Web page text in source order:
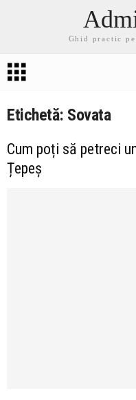
Ghid practic
Etichetă: Sovata
Cum poți să petreci
Țepeș